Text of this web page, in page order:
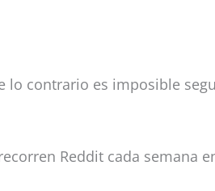
lo contrario es imposible
Reddit cada semana